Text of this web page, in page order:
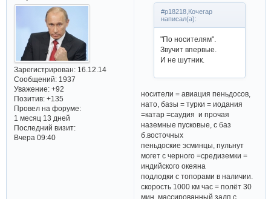
Зарегистрирован: 16.12.14
Сообщений:1937
Уважение: +92
Позитив: +135
Провел на форуме:
1 месяц 13 дней
Последний визит:
Вчера 09:40
#p18218,Кочегар
написал(а):
"По носителям".
Звучит впервые.
И не шутник.
носители = авиация пеньдосов,
нато, базы = турки = иодания
=катар =саудия и прочая
наземные пусковые, с баз
б.восточных
пеньдоские эсминцы, пульнут
могет с черного =средиземки =
индийского океяна
подлодки с топорами в наличии.
скорость 1000 км час = полёт 30
мин. массированный залп с